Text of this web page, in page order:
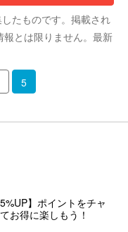
たものです。掲載され
報とは限りません。最新
5
5%UP】ポイントをチャ
お得に楽しもう！